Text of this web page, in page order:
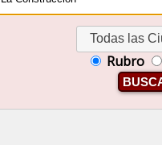
Todas las
Rubro